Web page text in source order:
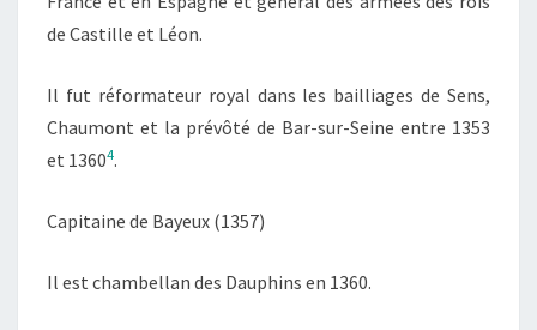
de Castille et Léon.
Il fut réformateur royal dans les bailliages de Sens,
Chaumont et la prévôté de Bar-sur-Seine entre 1353
et 13604.
Capitaine de Bayeux (1357)
Il est chambellan des Dauphins en 1360.